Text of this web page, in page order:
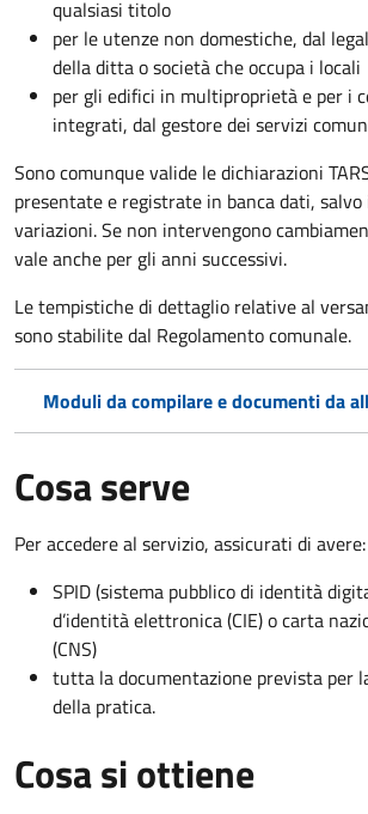
qualsiasi titolo
per le utenze non domestiche, dal
della ditta o società che occupa i locali
per gli edifici in multiproprietà e per i
integrati, dal gestore dei servizi
Sono comunque valide le dichiarazioni
presentate e registrate in banca dati,
variazioni. Se non intervengono
vale anche per gli anni successivi.
Le tempistiche di dettaglio relative al
sono stabilite dal Regolamento comunale.
Moduli da compilare e documenti da
Cosa serve
Per accedere al servizio, assicurati di avere:
SPID (sistema pubblico di identità
d’identità elettronica (CIE) o carta
(CNS)
tutta la documentazione prevista per
della pratica.
Cosa si ottiene